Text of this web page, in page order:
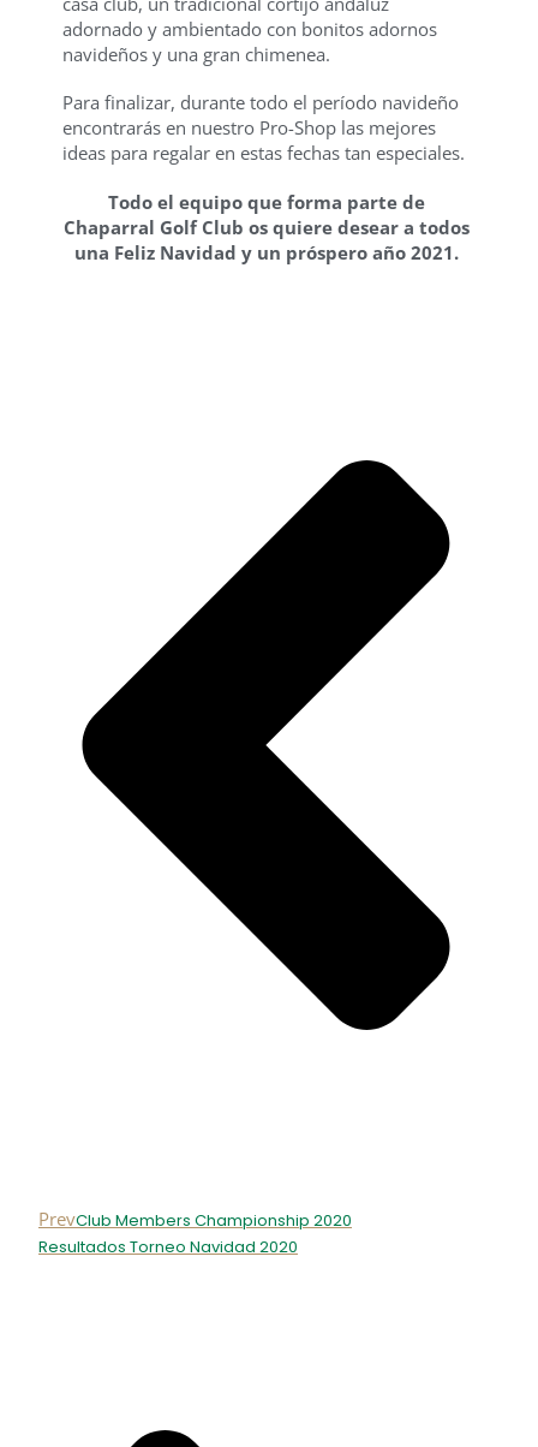
adornado y ambientado con bonitos adornos
navideños y una gran chimenea.
Para finalizar, durante todo el período navideño
encontrarás en nuestro Pro-Shop las mejores
ideas para regalar en estas fechas tan especiales.
Todo el equipo que forma parte de
Chaparral Golf Club os quiere desear a todos
una Feliz Navidad y un próspero año 2021.
PrevClub Members Championship 2020
Resultados Torneo Navidad 2020